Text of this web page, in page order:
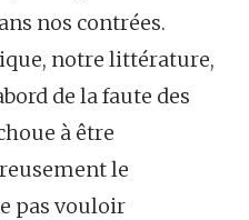
nos contrées.
notre littérature,
de la faute des
à être
le
pas vouloir